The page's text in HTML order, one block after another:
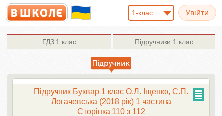
1-клас
ГДЗ 1 клас Підручники 1 клас
Підручник Буквар 1 клас О.Л. Іщенко, С.П.
Логачевська (2018 рік) 1 частина
Сторінка 110 з 112